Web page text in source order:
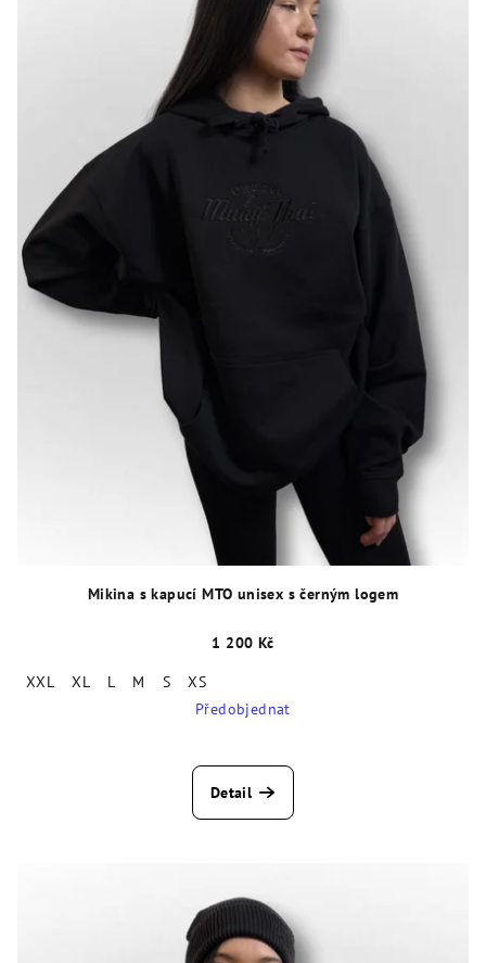
Mikina s kapucí MTO unisex s černým logem
1 200 Kč
XXL
XL L M S
XS
Předobjednat
Detail